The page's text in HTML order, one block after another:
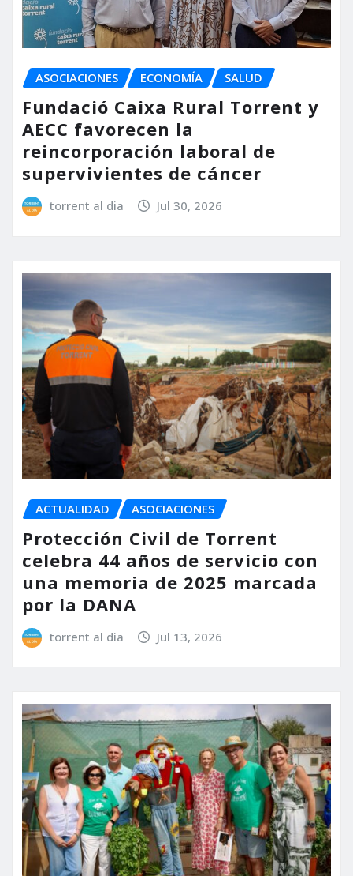
ASOCIACIONES ECONOMÍA SALUD
Fundació Caixa Rural Torrent y
AECC favorecen la
reincorporación laboral de
supervivientes de cáncer
torrent al dia Jul 30, 2026
ACTUALIDAD ASOCIACIONES
Protección Civil de Torrent
celebra 44 años de servicio con
una memoria de 2025 marcada
por la DANA
torrent al dia Jul 13, 2026